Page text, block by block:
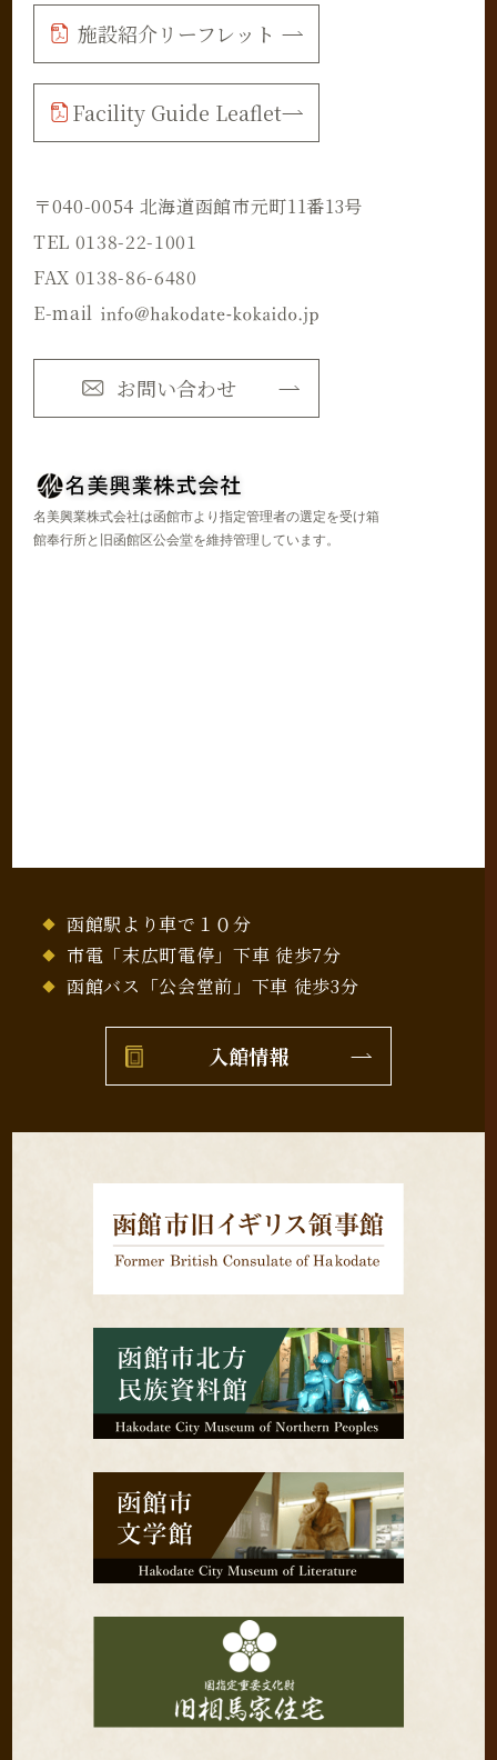
施設紹介リーフレット
Facility Guide Leaflet
〒040-0054 北海道函館市元町11番13号
TEL 0138-22-1001
FAX 0138-86-6480
E-mail
お問い合わせ
名美興業株式会社は函館市より指定管理者の選定を受け箱
館奉行所と旧函館区公会堂を維持管理しています。
函館駅より車で１０分
市電「末広町電停」下車 徒歩7分
函館バス「公会堂前」下車 徒歩3分
入館情報